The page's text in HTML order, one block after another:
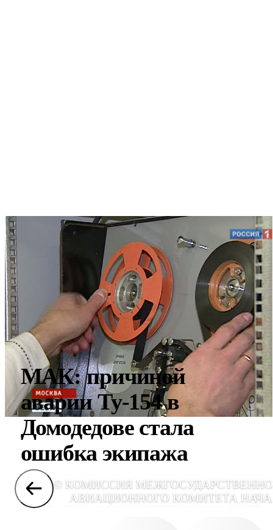
МАК: причиной
аварии Ту-154 в
Домодедове стала
ошибка экипажа
© КОМИССИЯ
АВИАЦИОННОГО КОМИТЕТА